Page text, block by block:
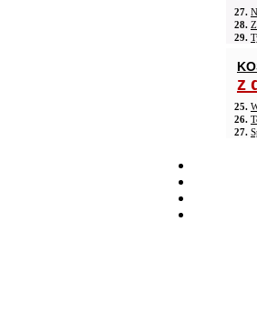
27.
28.
29.
z
25.
26.
27.